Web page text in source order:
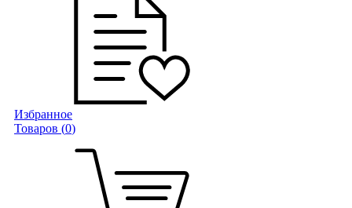
Избранное
Товаров (0)